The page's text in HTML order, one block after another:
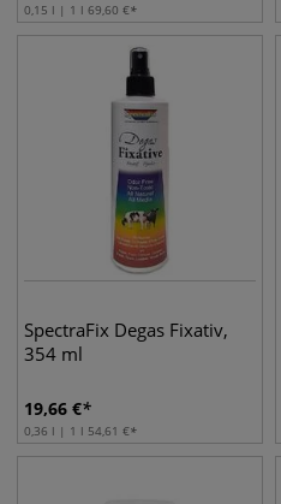
0,15 l | 1 l 69,60 €
SpectraFix Degas Fixativ,
354 ml
19,66 €
0,36 l | 1 l 54,61 €